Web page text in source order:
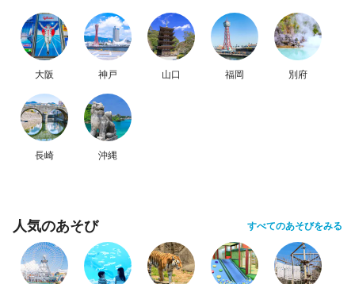
大阪 神戸 山口 福岡 別府
長崎 沖縄
人気のあそび すべてのあそびをみる